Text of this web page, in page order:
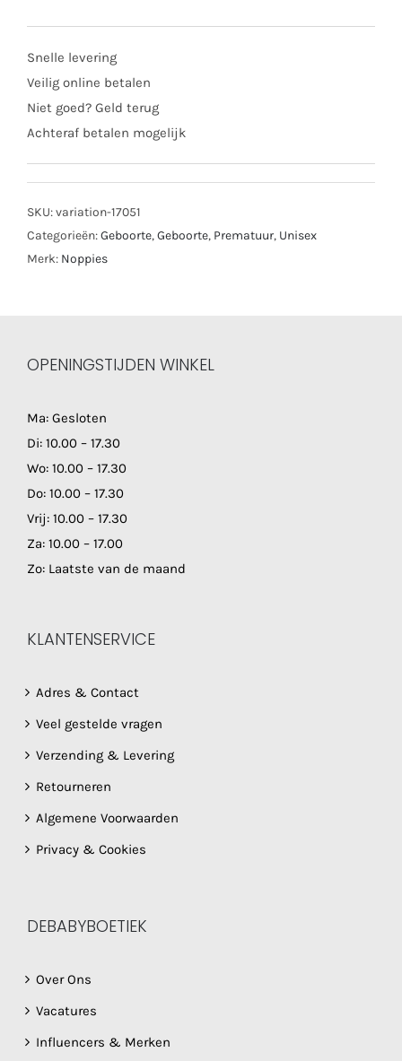
Snelle levering
Veilig online betalen
Niet goed? Geld terug
Achteraf betalen mogelijk
SKU:variation-17051
Categorieën:Geboorte,Geboorte, Prematuur, Unisex
Merk: Noppies
OPENINGSTIJDEN WINKEL
Ma: Gesloten
Di: 10.00 – 17.30
Wo: 10.00 – 17.30
Do: 10.00 – 17.30
Vrij: 10.00 – 17.30
Za: 10.00 – 17.00
Zo: Laatste van de maand
KLANTENSERVICE
Adres & Contact
Veel gestelde vragen
Verzending & Levering
Retourneren
Algemene Voorwaarden
Privacy & Cookies
DEBABYBOETIEK
Over Ons
Vacatures
Influencers & Merken